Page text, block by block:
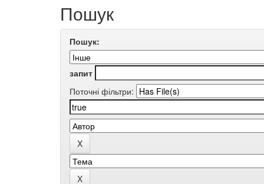
Пошук
Пошук:
запит
Поточні фільтри: